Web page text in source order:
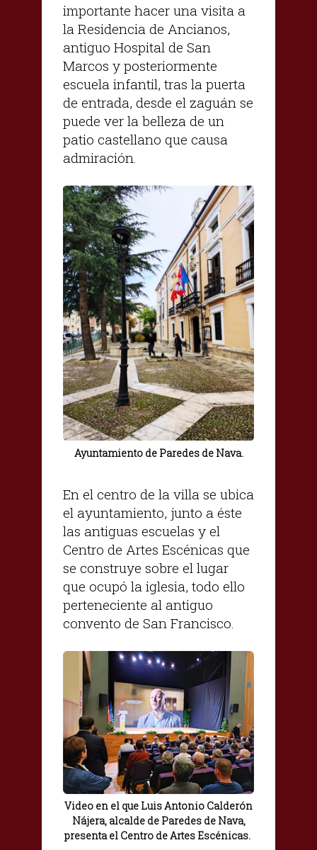
importante hacer una visita a
la Residencia de Ancianos,
antiguo Hospital de San
Marcos y posteriormente
escuela infantil, tras la puerta
de entrada, desde el zaguán se
puede ver la belleza de un
patio castellano que causa
admiración.
Ayuntamiento de Paredes de Nava.
En el centro de la villa se ubica
el ayuntamiento, junto a éste
las antiguas escuelas y el
Centro de Artes Escénicas que
se construye sobre el lugar
que ocupó la iglesia, todo ello
perteneciente al antiguo
convento de San Francisco.
Video en el que Luis Antonio Calderón
Nájera, alcalde de Paredes de Nava,
presenta el Centro de Artes Escénicas.